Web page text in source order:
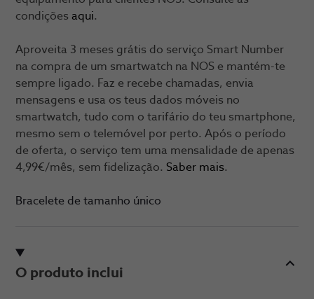
condições aqui.
Aproveita 3 meses grátis do serviço Smart Number
na compra de um smartwatch na NOS e mantém-te
sempre ligado. Faz e recebe chamadas, envia
mensagens e usa os teus dados móveis no
smartwatch, tudo com o tarifário do teu smartphone,
mesmo sem o telemóvel por perto. Após o período
de oferta, o serviço tem uma mensalidade de apenas
4,99€/mês, sem fidelização. Saber mais.
Bracelete de tamanho único
O produto inclui